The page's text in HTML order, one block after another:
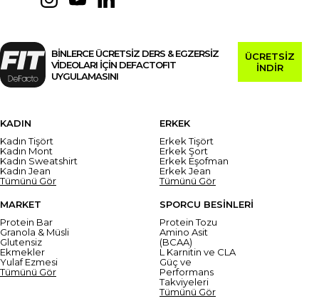
BİNLERCE ÜCRETSİZ DERS & EGZERSİZ
VİDEOLARI İÇİN DEFACTOFIT
UYGULAMASINI
ÜCRETSİZ
İNDİR
KADIN
Kadın Tişört
Kadın Mont
Kadın Sweatshirt
Kadın Jean
Tümünü Gör
ERKEK
Erkek Tişört
Erkek Şort
Erkek Eşofman
Erkek Jean
Tümünü Gör
MARKET
Protein Bar
Granola & Müsli
Glutensiz
Ekmekler
Yulaf Ezmesi
Tümünü Gör
SPORCU BESİNLERİ
Protein Tozu
Amino Asit
(BCAA)
L Karnitin ve CLA
Güç ve
Performans
Takviyeleri
Tümünü Gör